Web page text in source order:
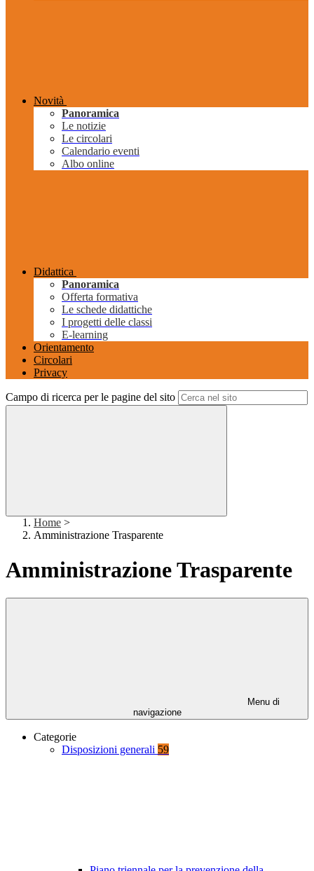
Novità
Panoramica
Le notizie
Le circolari
Calendario eventi
Albo online
Didattica
Panoramica
Offerta formativa
Le schede didattiche
I progetti delle classi
E-learning
Orientamento
Circolari
Privacy
Campo di ricerca per le pagine del sito
Home >
Amministrazione Trasparente
Amministrazione Trasparente
Menu di
navigazione
Categorie
Disposizioni generali 59